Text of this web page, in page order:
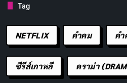
“The Batman” (2022) นำเสนอ
ในปีที่สองของการเป็นแบทแมน
ที่ต้องเผชิญหน้ากับฆาตกรต่อเนื่อ
ริดเลอร์” เมื่อบุคคลสำคัญทางกา
เหี้ยม แบทแมนต้องร่วมมือกับพัน
Tag
NETFLIX คำคม คํา
ซีรีส์เกาหลี ดราม่า